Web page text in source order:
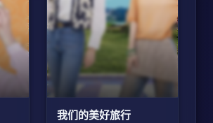
我们的美好旅行